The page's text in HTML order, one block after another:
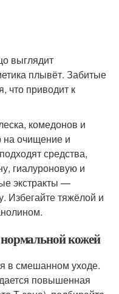
выглядит
плывёт. Забитые
что приводит к
комедонов и
на очищение и
средства,
гиалуроновую и
экстракты —
Избегайте тяжёлой и
кожей
в смешанном уходе.
повышенная